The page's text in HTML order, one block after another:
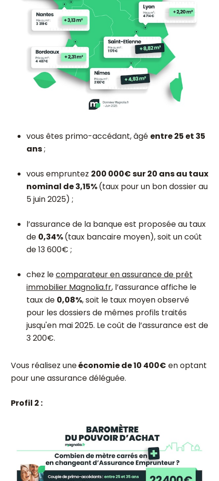
vous êtes primo-accédant, âgé entre 25 et 35
ans;
vous empruntez 200 000€ sur 20 ans au taux
nominal de 3,15%(taux pour un bon dossier au
5 juin 2025) ;
l’assurance de la banque est proposée au taux
de 0,34%(taux bancaire moyen), soit un coût
de 13 600€ ;
chez lecomparateur en assurance de prêt
immobilier Magnolia.fr, l’assurance affiche le
taux de 0,08%, soit le taux moyen observé
pour les dossiers de mêmes profils traités
jusqu'en mai 2025. Le coût de l’assurance est de
3 200€.
Vous réalisez uneéconomie de 10 400€ en optant
pour une assurance déléguée.
Profil 2 :